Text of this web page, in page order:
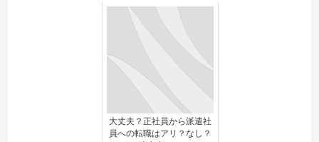
大丈夫？正社員から派遣社
員への転職はアリ？なし？